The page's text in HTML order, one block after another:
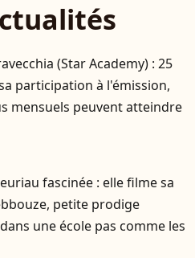
(Star Academy) : 25
participation à l'émission,
mensuels peuvent atteindre
fascinée : elle filme sa
petite prodige
une école pas comme les